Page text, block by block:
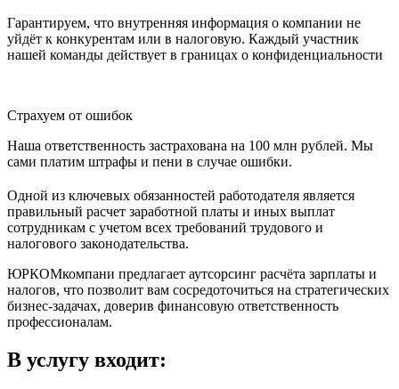
Гарантируем, что внутренняя информация о компании не
уйдёт к конкурентам или в налоговую. Каждый участник
нашей команды действует в границах о конфиденциальности
Страхуем от ошибок
Наша ответственность застрахована на 100 млн рублей. Мы
сами платим штрафы и пени в случае ошибки.
Одной из ключевых обязанностей работодателя является
правильный расчет заработной платы и иных выплат
сотрудникам с учетом всех требований трудового и
налогового законодательства.
ЮРКОМкомпани предлагает аутсорсинг расчёта зарплаты и
налогов, что позволит вам сосредоточиться на стратегических
бизнес-задачах, доверив финансовую ответственность
профессионалам.
В услугу входит: